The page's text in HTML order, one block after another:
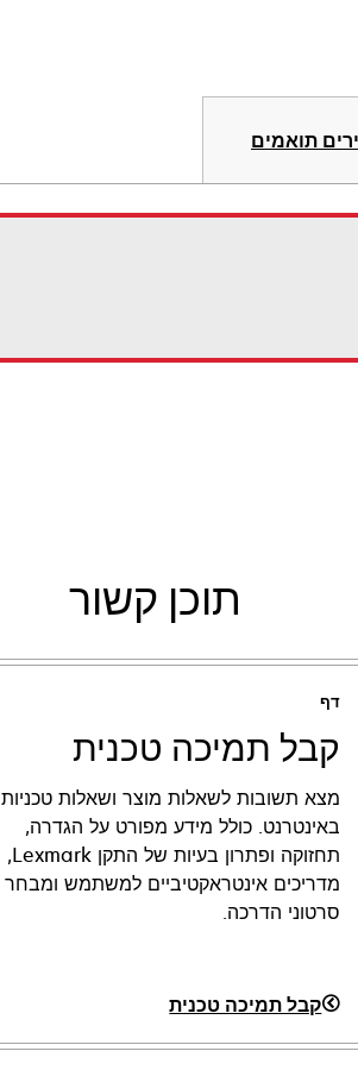
תואמים
תוכן קשור
דף
קבל תמיכה טכנית
מצא תשובות לשאלות מוצר ושאלות טכניות
באינטרנט. כולל מידע מפורט על הגדרה,
תחזוקה ופתרון בעיות של התקן Lexmark,
מדריכים אינטראקטיביים למשתמש ומבחר
סרטוני הדרכה.
קבל תמיכה טכנית